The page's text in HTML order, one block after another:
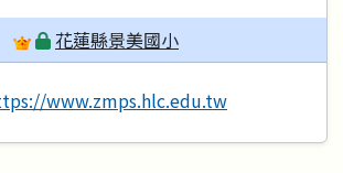
花蓮縣景美國小
www.zmps.hlc.edu.tw